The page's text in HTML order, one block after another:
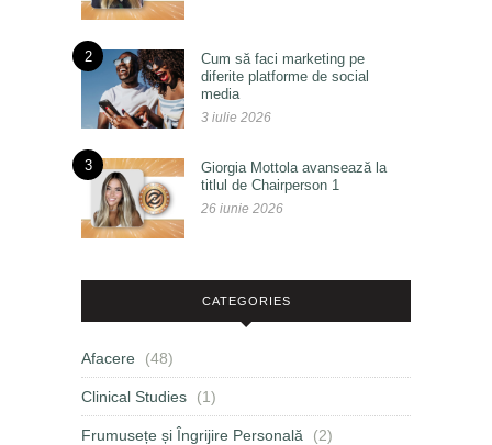
2
Cum să faci marketing pe
diferite platforme de social
media
3 iulie 2026
3
Giorgia Mottola avansează la
titlul de Chairperson 1
26 iunie 2026
CATEGORIES
Afacere (48)
Clinical Studies (1)
Frumusețe și Îngrijire Personală (2)